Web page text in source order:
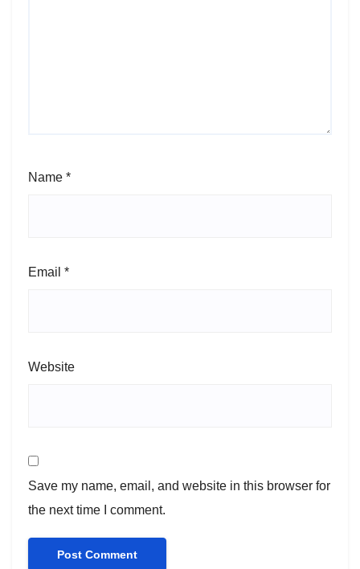
Name *
Email *
Website
Save my name, email, and website in this browser for
the next time I comment.